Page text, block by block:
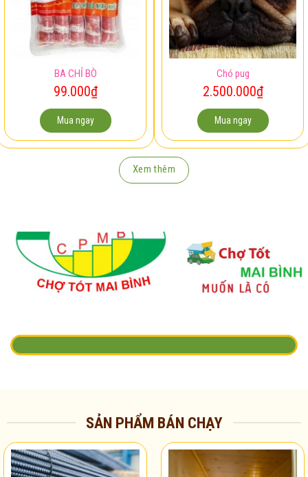
BA CHỈ BÒ
99.000₫
Mua ngay
Chó pug
2.500.000₫
Mua ngay
Xem thêm
SẢN PHẨM BÁN CHẠY